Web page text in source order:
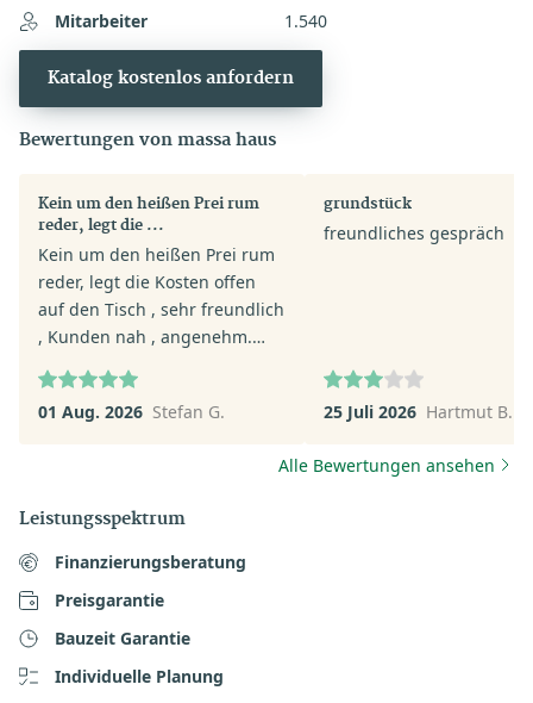
Mitarbeiter
1.540
Katalog kostenlos anfordern
Bewertungen von massa haus
Kein um den heißen Prei rum
reder, legt die ...
Kein um den heißen Prei rum
reder, legt die Kosten offen
auf den Tisch , sehr freundlich
, Kunden nah , angenehm.
Top.
01 Aug. 2026 Stefan G.
grundstück
freundliches gespräch
25 Juli 2026 Hartmut B.
Alle Bewertungen ansehen
Leistungsspektrum
Finanzierungsberatung
Preisgarantie
Bauzeit Garantie
Individuelle Planung